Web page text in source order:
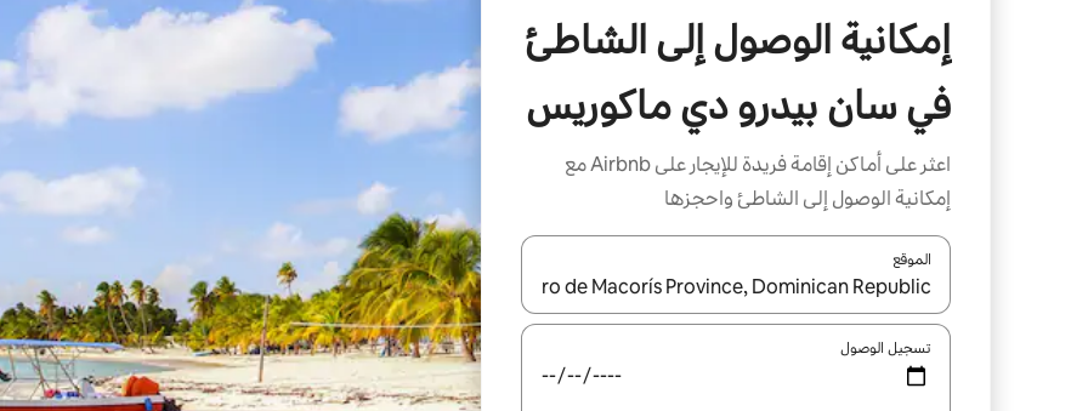
إمكانية الوصول إلى الشاطئ
في سان بيدرو دي ماكوريس
اعثر على أماكن إقامة فريدة للإيجار على Airbnb مع
إمكانية الوصول إلى الشاطئ واحجزها
الموقع
عند توفر النتائج، انتقل باستخدام السهمين لأعلى ولأسفل أو استكشف عن طريق اللمس أو السحب.
تسجيل الوصول